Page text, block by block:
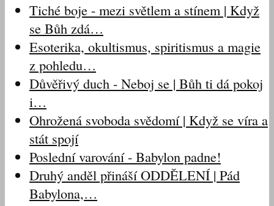
Tiché boje - mezi světlem a stínem | Když
se Bůh zdá…
Esoterika, okultismus, spiritismus a magie
z pohledu…
Důvěřivý duch - Neboj se | Bůh ti dá pokoj
i…
Ohrožená svoboda svědomí | Když se víra a
stát spojí
Poslední varování - Babylon padne!
Druhý anděl přináší ODDĚLENÍ | Pád
Babylona,…